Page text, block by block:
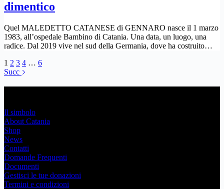
dimentico
Quel MALEDETTO CATANESE di GENNARO nasce il 1 marzo
1983, all’ospedale Bambino di Catania. Una data, un luogo, una
radice. Dal 2019 vive nel sud della Germania, dove ha costruito…
1 2 3 4 … 6
Succ
Il simbolo
About Catania
Shop
News
Contatti
Domande Frequenti
Documenti
Gestisci le tue donazioni
Termini e condizioni